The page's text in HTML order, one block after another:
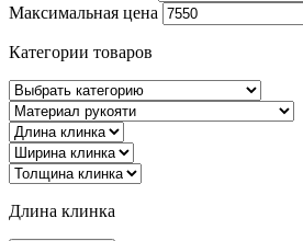
Максимальная цена
Категории товаров
Длина клинка